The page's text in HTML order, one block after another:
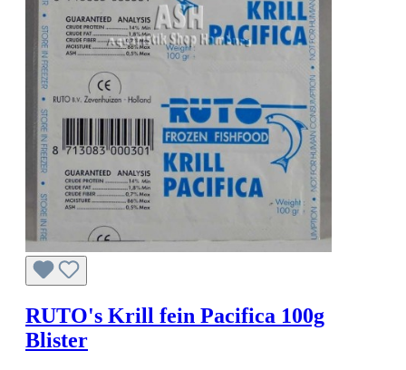
RUTO's Krill fein Pacifica 100g
Blister